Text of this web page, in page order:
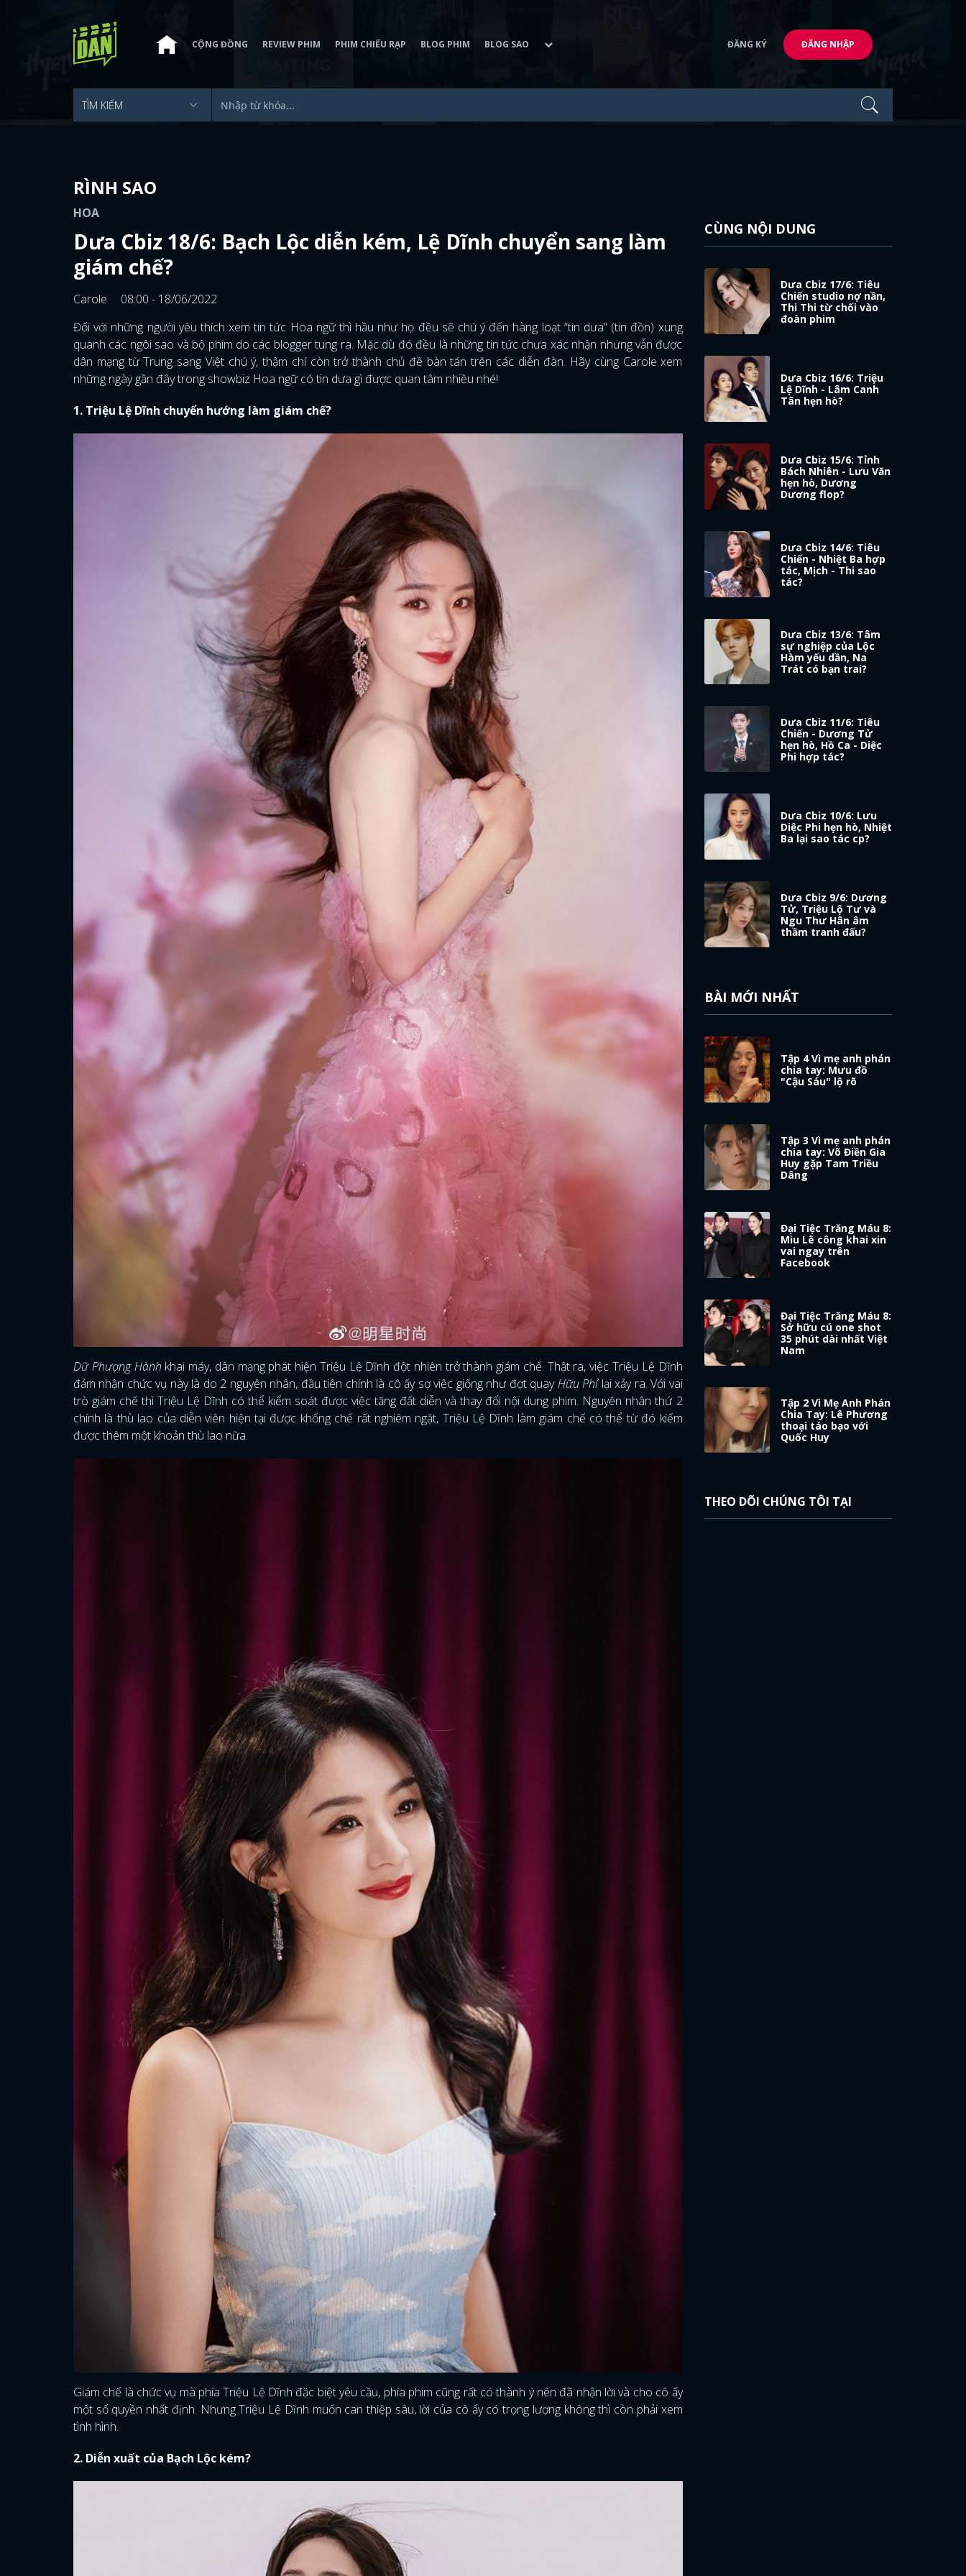
CỘNG ĐỒNG REVIEW PHIM PHIM CHIẾU RẠP BLOG PHIM BLOG SAO ĐĂNG KÝ ĐĂNG NHẬP
RÌNH SAO
HOA
Dưa Cbiz 18/6: Bạch Lộc diễn kém, Lệ Dĩnh chuyển sang làm
giám chế?
Carole
08:00 - 18/06/2022
Đối với những người yêu thích xem tin tức Hoa ngữ thì hầu như họ đều sẽ chú ý đến hàng loạt “tin dưa” (tin đồn) xung
quanh các ngôi sao và bộ phim do các blogger tung ra. Mặc dù đó đều là những tin tức chưa xác nhận nhưng vẫn được
dân mạng từ Trung sang Việt chú ý, thậm chí còn trở thành chủ đề bàn tán trên các diễn đàn. Hãy cùng Carole xem
những ngày gần đây trong showbiz Hoa ngữ có tin dưa gì được quan tâm nhiều nhé!
1. Triệu Lệ Dĩnh chuyển hướng làm giám chế?
Dữ Phượng Hành khai máy, dân mạng phát hiện Triệu Lệ Dĩnh đột nhiên trở thành giám chế. Thật ra, việc Triệu Lệ Dĩnh
đảm nhận chức vụ này là do 2 nguyên nhân, đầu tiên chính là cô ấy sợ việc giống như đợt quayHữu Phỉ lại xảy ra. Với vai
trò giám chế thì Triệu Lệ Dĩnh có thể kiểm soát được việc tăng đất diễn và thay đổi nội dung phim. Nguyên nhân thứ 2
chính là thù lao của diễn viên hiện tại được khống chế rất nghiêm ngặt, Triệu Lệ Dĩnh làm giám chế có thể từ đó kiếm
được thêm một khoản thù lao nữa.
Giám chế là chức vụ mà phía Triệu Lệ Dĩnh đặc biệt yêu cầu, phía phim cũng rất có thành ý nên đã nhận lời và cho cô ấy
một số quyền nhất định. Nhưng Triệu Lệ Dĩnh muốn can thiệp sâu, lời của cô ấy có trọng lượng không thì còn phải xem
tình hình.
2. Diễn xuất của Bạch Lộc kém?
CÙNG NỘI DUNG
Dưa Cbiz 17/6: Tiêu
Chiến studio nợ nần,
Thi Thi từ chối vào
đoàn phim
Dưa Cbiz 16/6: Triệu
Lệ Dĩnh - Lâm Canh
Tân hẹn hò?
Dưa Cbiz 15/6: Tỉnh
Bách Nhiên - Lưu Văn
hẹn hò, Dương
Dương flop?
Dưa Cbiz 14/6: Tiêu
Chiến - Nhiệt Ba hợp
tác, Mịch - Thi sao
tác?
Dưa Cbiz 13/6: Tâm
sự nghiệp của Lộc
Hàm yếu dần, Na
Trát có bạn trai?
Dưa Cbiz 11/6: Tiêu
Chiến - Dương Tử
hẹn hò, Hồ Ca - Diệc
Phi hợp tác?
Dưa Cbiz 10/6: Lưu
Diệc Phi hẹn hò, Nhiệt
Ba lại sao tác cp?
Dưa Cbiz 9/6: Dương
Tử, Triệu Lộ Tư và
Ngu Thư Hân âm
thầm tranh đấu?
BÀI MỚI NHẤT
Tập 4 Vì mẹ anh phán
chia tay: Mưu đồ
"Cậu Sáu" lộ rõ
Tập 3 Vì mẹ anh phán
chia tay: Võ Điền Gia
Huy gặp Tam Triều
Dâng
Đại Tiệc Trăng Máu 8:
Miu Lê công khai xin
vai ngay trên
Facebook
Đại Tiệc Trăng Máu 8:
Sở hữu cú one shot
35 phút dài nhất Việt
Nam
Tập 2 Vì Mẹ Anh Phán
Chia Tay: Lê Phương
thoại táo bạo với
Quốc Huy
THEO DÕI CHÚNG TÔI TẠI